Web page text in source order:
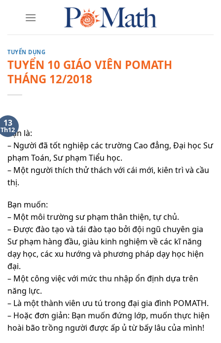
TUYỂN DỤNG
TUYỂN 10 GIÁO VIÊN POMATH
THÁNG 12/2018
13
Th12Bạn là:
– Người đã tốt nghiệp các trường Cao đẳng, Đại học Sư
phạm Toán, Sư phạm Tiểu học.
– Một người thích thử thách với cái mới, kiên trì và cầu
thị.
Bạn muốn:
– Một môi trường sư phạm thân thiện, tự chủ.
– Được đào tạo và tái đào tạo bởi đội ngũ chuyên gia
Sư phạm hàng đầu, giàu kinh nghiệm về các kĩ năng
dạy học, các xu hướng và phương pháp dạy học hiện
đại.
– Một công việc với mức thu nhập ổn định dựa trên
năng lực.
– Là một thành viên ưu tú trong đại gia đình POMATH.
– Hoặc đơn giản: Bạn muốn đứng lớp, muốn thực hiện
hoài bão trồng người được ấp ủ từ bấy lâu của mình!